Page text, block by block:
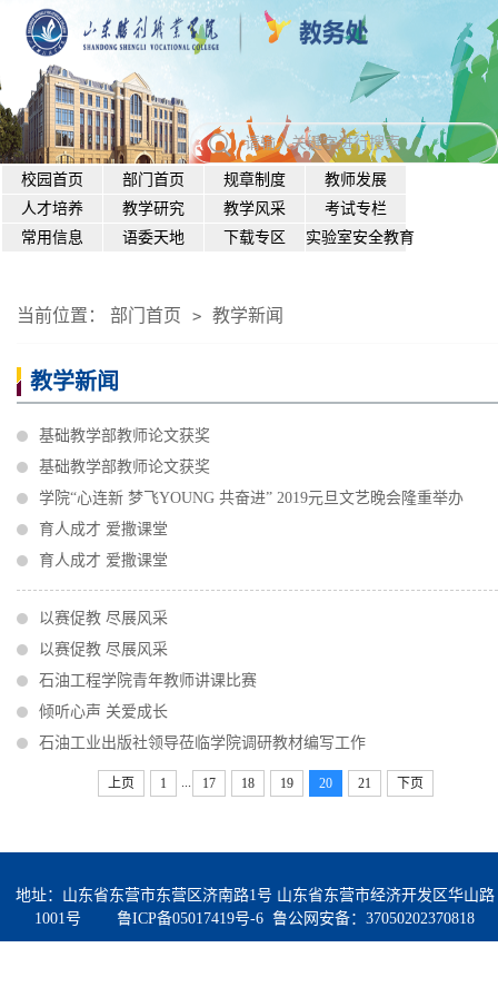
校园首页 部门首页 规章制度
教师发展
人才培养
教学研究 教学风采
考试专栏
常用信息
语委天地 下载专区 实验室安全教育
当前位置： 部门首页 > 教学新闻
教学新闻
基础教学部教师论文获奖
基础教学部教师论文获奖
学院“心连新 梦飞YOUNG 共奋进” 2019元旦文艺晚会隆重举办
育人成才 爱撒课堂
育人成才 爱撒课堂
以赛促教 尽展风采
以赛促教 尽展风采
石油工程学院青年教师讲课比赛
倾听心声 关爱成长
石油工业出版社领导莅临学院调研教材编写工作
上页 1 17 18 19 20 21 下页
地址：山东省东营市东营区济南路1号 山东省东营市经济开发区华山路
1001号 鲁ICP备05017419号-6 鲁公网安备：37050202370818